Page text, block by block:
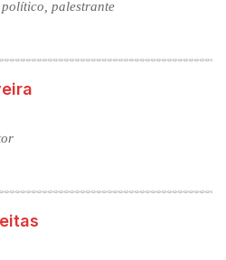
palestrante